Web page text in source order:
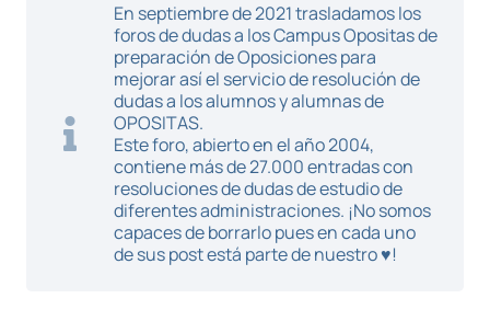
En septiembre de 2021 trasladamos los
foros de dudas a los Campus Opositas de
preparación de Oposiciones para
mejorar así el servicio de resolución de
dudas a los alumnos y alumnas de
OPOSITAS.
Este foro, abierto en el año 2004,
contiene más de 27.000 entradas con
resoluciones de dudas de estudio de
diferentes administraciones. ¡No somos
capaces de borrarlo pues en cada uno
de sus post está parte de nuestro ♥!